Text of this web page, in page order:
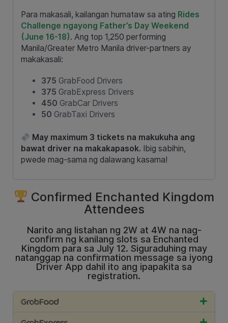
Para makasali, kailangan humataw sa ating Rides
Challenge ngayong Father’s Day Weekend
(June 16-18). Ang top 1,250 performing
Manila/Greater Metro Manila driver-partners ay
makakasali:
375 GrabFood Drivers
375 GrabExpress Drivers
450 GrabCar Drivers
50 GrabTaxi Drivers
May maximum 3 tickets na makukuha ang
bawat driver na makakapasok. Ibig sabihin,
pwede mag-sama ng dalawang kasama!
Confirmed Enchanted Kingdom
Attendees
Narito ang listahan ng 2W at 4W na nag-
confirm ng kanilang slots sa Enchanted
Kingdom para sa July 12. Siguraduhing may
natanggap na confirmation message sa iyong
Driver App dahil ito ang ipapakita sa
registration.
GrabFood